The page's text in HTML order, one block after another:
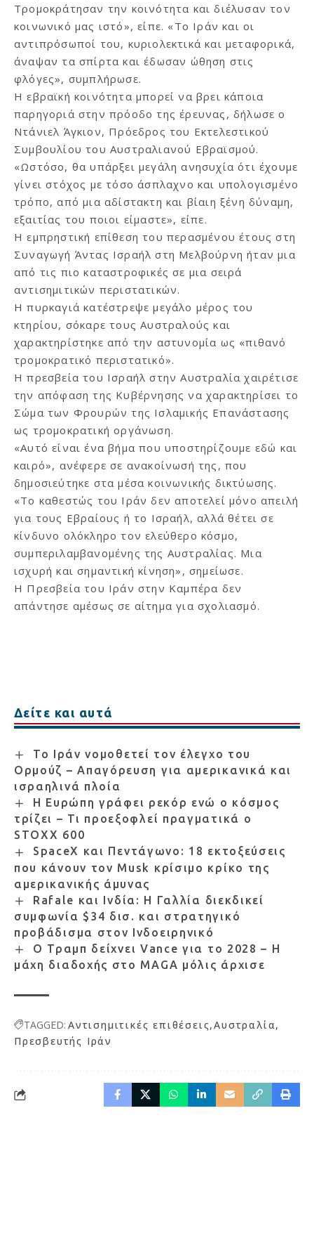
Τρομοκράτησαν την κοινότητα και διέλυσαν τον
κοινωνικό μας ιστό», είπε. «Το Ιράν και οι
αντιπρόσωποί του, κυριολεκτικά και μεταφορικά,
άναψαν τα σπίρτα και έδωσαν ώθηση στις
φλόγες», συμπλήρωσε.
Η εβραϊκή κοινότητα μπορεί να βρει κάποια
παρηγοριά στην πρόοδο της έρευνας, δήλωσε ο
Ντάνιελ Άγκιον, Πρόεδρος του Εκτελεστικού
Συμβουλίου του Αυστραλιανού Εβραϊσμού.
«Ωστόσο, θα υπάρξει μεγάλη ανησυχία ότι έχουμε
γίνει στόχος με τόσο άσπλαχνο και υπολογισμένο
τρόπο, από μια αδίστακτη και βίαιη ξένη δύναμη,
εξαιτίας του ποιοι είμαστε», είπε.
Η εμπρηστική επίθεση του περασμένου έτους στη
Συναγωγή Άντας Ισραήλ στη Μελβούρνη ήταν μια
από τις πιο καταστροφικές σε μια σειρά
αντισημιτικών περιστατικών.
Η πυρκαγιά κατέστρεψε μεγάλο μέρος του
κτηρίου, σόκαρε τους Αυστραλούς και
χαρακτηρίστηκε από την αστυνομία ως «πιθανό
τρομοκρατικό περιστατικό».
Η πρεσβεία του Ισραήλ στην Αυστραλία χαιρέτισε
την απόφαση της Κυβέρνησης να χαρακτηρίσει το
Σώμα των Φρουρών της Ισλαμικής Επανάστασης
ως τρομοκρατική οργάνωση.
«Αυτό είναι ένα βήμα που υποστηρίζουμε εδώ και
καιρό», ανέφερε σε ανακοίνωσή της, που
δημοσιεύτηκε στα μέσα κοινωνικής δικτύωσης.
«Το καθεστώς του Ιράν δεν αποτελεί μόνο απειλή
για τους Εβραίους ή το Ισραήλ, αλλά θέτει σε
κίνδυνο ολόκληρο τον ελεύθερο κόσμο,
συμπεριλαμβανομένης της Αυστραλίας. Μια
ισχυρή και σημαντική κίνηση», σημείωσε.
Η Πρεσβεία του Ιράν στην Καμπέρα δεν
απάντησε αμέσως σε αίτημα για σχολιασμό.
Δείτε και αυτά
Το Ιράν νομοθετεί τον έλεγχο του
Ορμούζ – Απαγόρευση για αμερικανικά και
ισραηλινά πλοία
Η Ευρώπη γράφει ρεκόρ ενώ ο κόσμος
τρίζει – Τι προεξοφλεί πραγματικά ο
STOXX 600
SpaceX και Πεντάγωνο: 18 εκτοξεύσεις
που κάνουν τον Musk κρίσιμο κρίκο της
αμερικανικής άμυνας
Rafale και Ινδία: Η Γαλλία διεκδικεί
συμφωνία $34 δισ. και στρατηγικό
προβάδισμα στον Ινδοειρηνικό
Ο Τραμπ δείχνει Vance για το 2028 – Η
μάχη διαδοχής στο MAGA μόλις άρχισε
TAGGED: Αντισημιτικές επιθέσεις Αυστραλία
Πρεσβευτής Ιράν